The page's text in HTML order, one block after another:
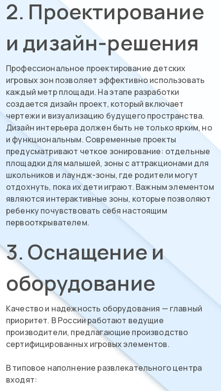
2. Проектирование
и дизайн-решения
Профессиональное проектирование детских
игровых зон позволяет эффективно использовать
каждый метр площади. На этапе разработки
создается дизайн проект, который включает
чертежи и визуализацию будущего пространства.
Дизайн интерьера должен быть не только ярким, но
и функциональным. Современные проекты
предусматривают четкое зонирование: отдельные
площадки для малышей, зоны с аттракционами для
школьников и лаундж-зоны, где родители могут
отдохнуть, пока их дети играют. Важным элементом
являются интерактивные зоны, которые позволяют
ребенку почувствовать себя настоящим
первооткрывателем.
3. Оснащение и
оборудование
Качество и надежность оборудования — главный
приоритет. В России работают ведущие
производители, предлагающие производство
сертифицированных игровых элементов.
В типовое наполнение развлекательного центра
входят: